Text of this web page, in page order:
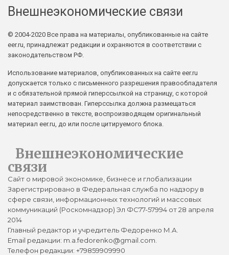
Внешнеэкономические связи
© 2004-2020 Все права на материалы, опубликованные на сайте
eer.ru, принадлежат редакции и охраняются в соответствии с
законодательством РФ.
Использование материалов, опубликованных на сайте eer.ru
допускается только с письменного разрешения правообладателя
и с обязательной прямой гиперссылкой на страницу, с которой
материал заимствован. Гиперссылка должна размещаться
непосредственно в тексте, воспроизводящем оригинальный
материал eer.ru, до или после цитируемого блока.
Внешнеэкономические
связи
Сайт о мировой экономике, бизнесе и глобализации
Зарегистрировано в Федеральная служба по надзору в
сфере связи, информационных технологий и массовых
коммуникаций (Роскомнадзор) Эл ФС77-57994 от 28 апреля
2014
Главный редактор и учредитель Федоренко М.А.
Email редакции: m.a.fedorenko@gmail.com.
Телефон редакции: +79859909990